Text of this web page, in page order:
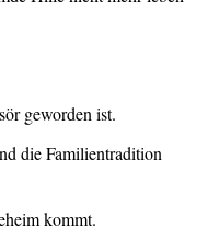
geworden ist.
die Familientradition
kommt.